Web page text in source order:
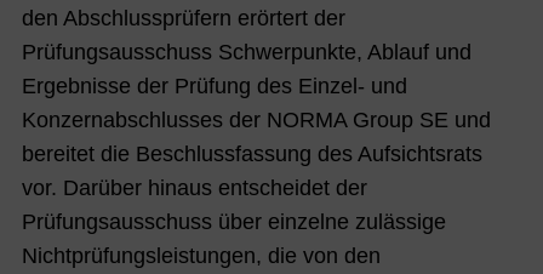
den Abschlussprüfern erörtert der
Prüfungsausschuss Schwerpunkte, Ablauf und
Ergebnisse der Prüfung des Einzel- und
Konzernabschlusses der NORMA Group SE und
bereitet die Beschlussfassung des Aufsichtsrats
vor. Darüber hinaus entscheidet der
Prüfungsausschuss über einzelne zulässige
Nichtprüfungsleistungen, die von den